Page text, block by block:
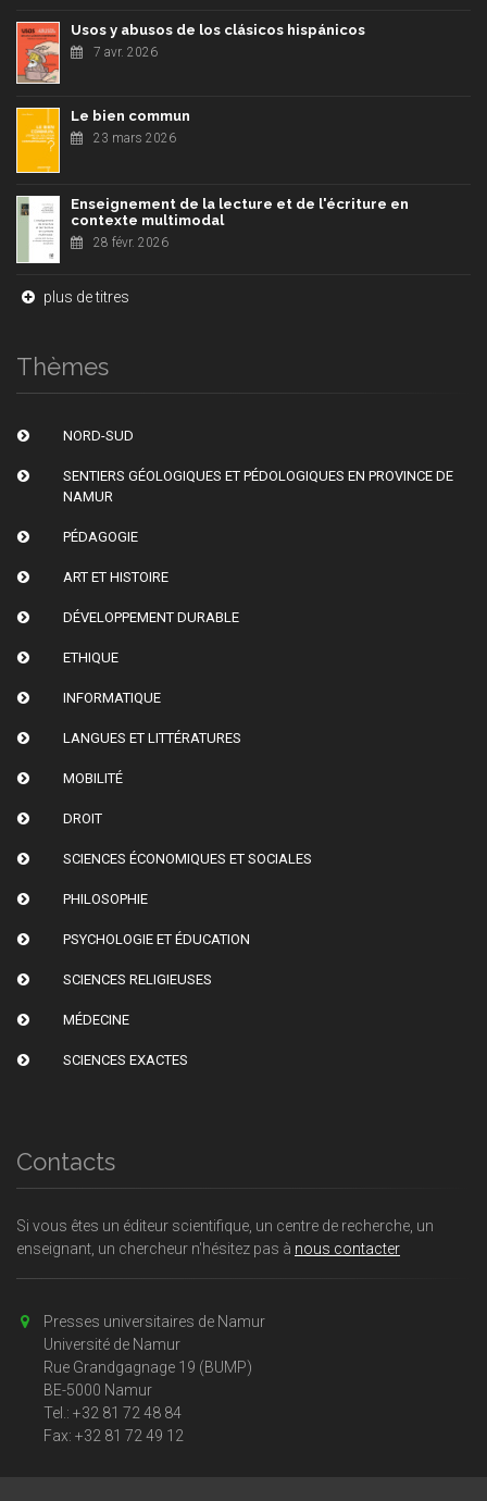
Usos y abusos de los clásicos hispánicos
7 avr. 2026
Le bien commun
23 mars 2026
Enseignement de la lecture et de l'écriture en
contexte multimodal
28 févr. 2026
plus de titres
Thèmes
NORD-SUD
SENTIERS GÉOLOGIQUES ET PÉDOLOGIQUES EN PROVINCE DE
NAMUR
PÉDAGOGIE
ART ET HISTOIRE
DÉVELOPPEMENT DURABLE
ETHIQUE
INFORMATIQUE
LANGUES ET LITTÉRATURES
MOBILITÉ
DROIT
SCIENCES ÉCONOMIQUES ET SOCIALES
PHILOSOPHIE
PSYCHOLOGIE ET ÉDUCATION
SCIENCES RELIGIEUSES
MÉDECINE
SCIENCES EXACTES
Contacts
Si vous êtes un éditeur scientifique, un centre de recherche, un
enseignant, un chercheur n'hésitez pas à nous contacter
Presses universitaires de Namur
Université de Namur
Rue Grandgagnage 19 (BUMP)
BE-5000 Namur
Tel.: +32 81 72 48 84
Fax: +32 81 72 49 12